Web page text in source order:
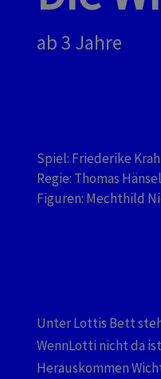
ab 3 Jahre
Spiel: Friederike
Regie: Thomas Hänsel
Figuren: Mechthild
Unter Lottis Bett
WennLotti nicht da
Herauskommen